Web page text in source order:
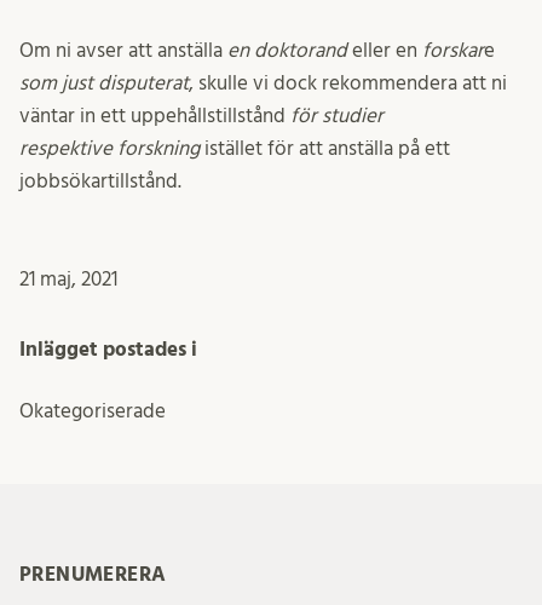
Om ni avser att anställa en doktorandeller en forskare
som just disputerat, skulle vi dock rekommendera att ni
väntar in ett uppehållstillstånd för studier
respektive forskningistället för att anställa på ett
jobbsökartillstånd.
21 maj, 2021
Inlägget postades i
Okategoriserade
PRENUMERERA